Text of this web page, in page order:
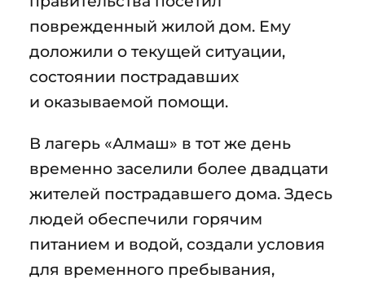
поврежденный жилой дом. Ему
доложили о текущей ситуации,
состоянии пострадавших
и оказываемой помощи.
В лагерь «Алмаш» в тот же день
временно заселили более двадцати
жителей пострадавшего дома. Здесь
людей обеспечили горячим
питанием и водой, создали условия
для временного пребывания,